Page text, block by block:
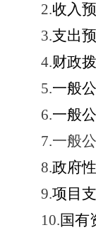
2.收入
3.支出
4.财政
5.一般
6.一般
7.一般
8.政府
9.项目
10.国有